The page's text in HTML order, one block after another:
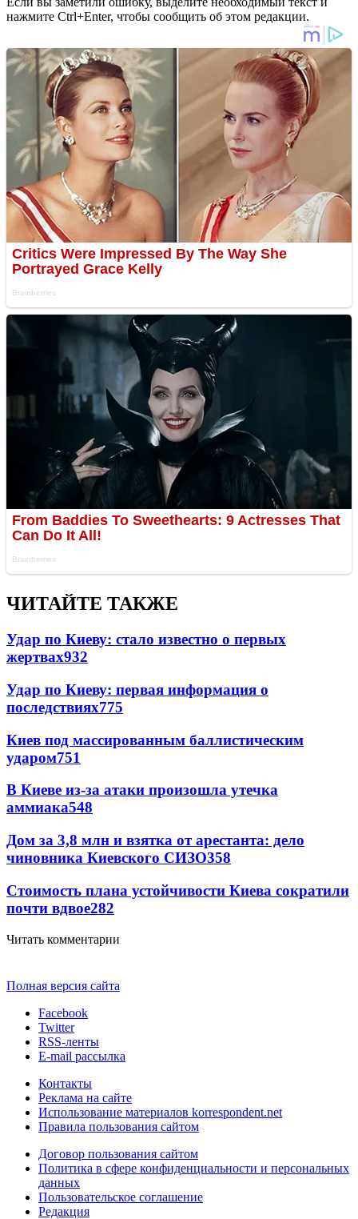
нажмите Ctrl+Enter, чтобы сообщить об этом редакции.
ЧИТАЙТЕ ТАКЖЕ
Удар по Киеву: стало известно о первых
жертвах932
Удар по Киеву: первая информация о
последствиях775
Киев под массированным баллистическим
ударом751
В Киеве из-за атаки произошла утечка
аммиака548
Дом за 3,8 млн и взятка от арестанта: дело
чиновника Киевского СИЗО358
Стоимость плана устойчивости Киева сократили
почти вдвое282
Читать комментарии
Полная версия сайта
Facebook
Twitter
RSS-ленты
E-mail рассылка
Контакты
Реклама на сайте
Использование материалов korrespondent.net
Правила пользования сайтом
Договор пользования сайтом
Политика в сфере конфиденциальности и персональных
данных
Пользовательское соглашение
Редакция